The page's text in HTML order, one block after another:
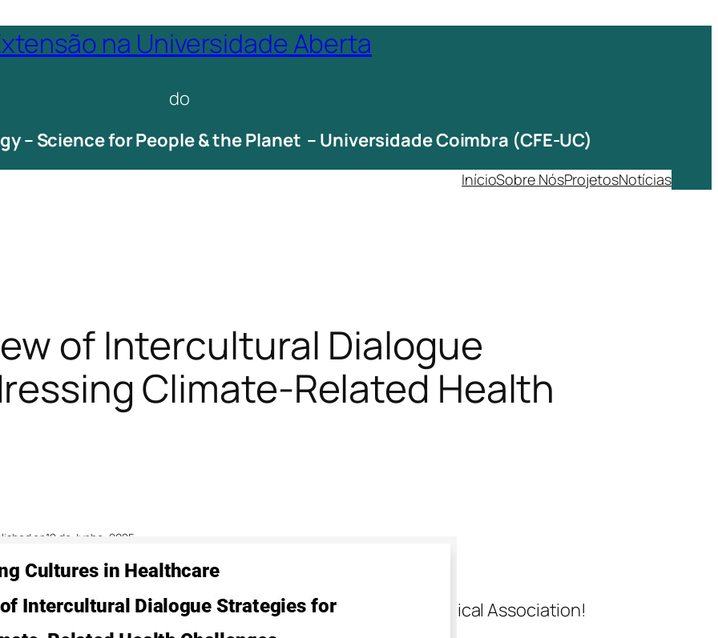
na Universidade Aberta
do
– Science for People & the Planet – Universidade Coimbra (CFE-UC)
InícioSobre NósProjetosNotícias
of Intercultural Dialogue
Climate-Related Health
on12 de Junho, 2025
de Junho, 2025
na Mid-Term Conference da European Sociological Association!